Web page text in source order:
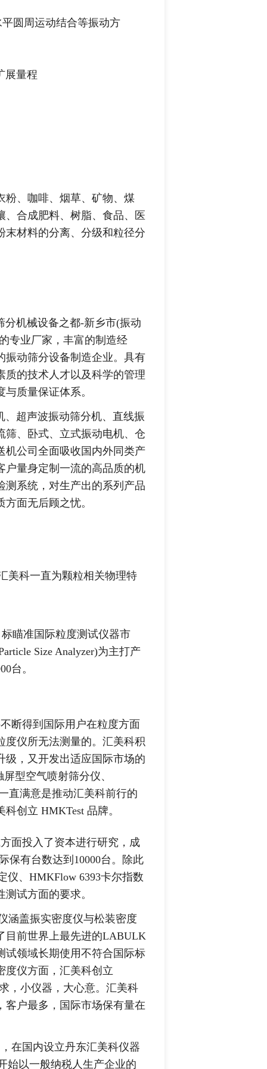
圆周运动结合等振动方
展量程
粉、咖啡、烟草、矿物、煤
、合成肥料、树脂、食品、医
末材料的分离、分级和粒径分
机械设备之都-新乡市(振动
专业厂家，丰富的制造经
振动筛分设备制造企业。具有
质的技术人才以及科学的管理
质量保证体系。
超声波振动筛分机、直线振
筛、卧式、立式振动电机、仓
机公司全面吸收国内外同类产
户量身定制一流的高品质的机
测系统，对生产出的系列产品
面无后顾之忧。
科一直为颗粒相关物理特
瞄准国际粒度测试仪器市
Size Analyzer)为主打产
台。
得到国际用户在粒度方面
度仪所无法测量的。汇美科积
级，又开发出适应国际市场的
型空气喷射筛分仪、
直满意是推动汇美科前行的
创立 HMKTest 品牌。
投入了资本进行研究，成
保有台数达到10000台。除此
仪、HMKFlow 6393卡尔指数
试方面的要求。
盖振实密度仪与松装密度
目前世界上最先进的LABULK
试领域长期使用不符合国际标
度仪方面，汇美科创立
，小仪器，大心意。汇美科
客户最多，国际市场保有量在
国内设立丹东汇美科仪器
始以一般纳税人生产企业的